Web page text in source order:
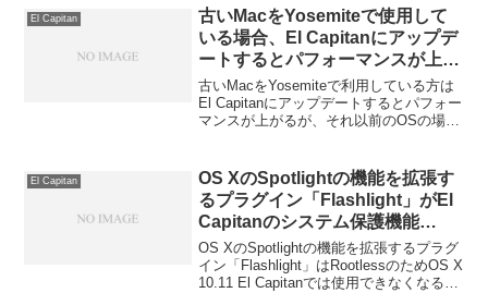
El Capitan
古いMacをYosemiteで使用して
いる場合、El Capitanにアップデ
ートするとパフォーマンスが上が
るが、それ以前のOSXではそうで
もない？
古いMacをYosemiteで利用している方は
El Capitanにアップデートするとパフォー
マンスが上がるが、それ以前のOSの場合
El Capitan
OS XのSpotlightの機能を拡張す
るプラグイン「Flashlight」がEl
Capitanのシステム保護機能
Rootlessにより使用できなくな
るため意見を募集中。
OS XのSpotlightの機能を拡張するプラグ
イン「Flashlight」はRootlessのためOS X
10.11 El Capitanでは使用できなくなるよ